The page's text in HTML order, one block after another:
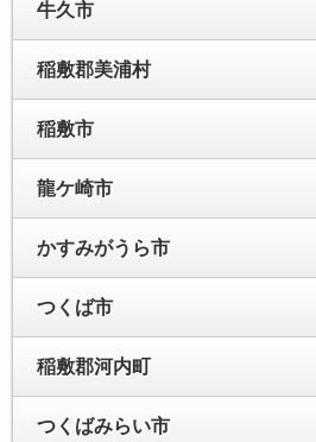
牛久市
稲敷郡美浦村
稲敷市
龍ケ崎市
かすみがうら市
つくば市
稲敷郡河内町
つくばみらい市